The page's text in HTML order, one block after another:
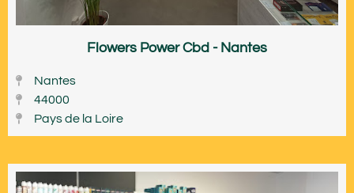
Flowers Power Cbd - Nantes
Nantes
44000
Pays de la Loire